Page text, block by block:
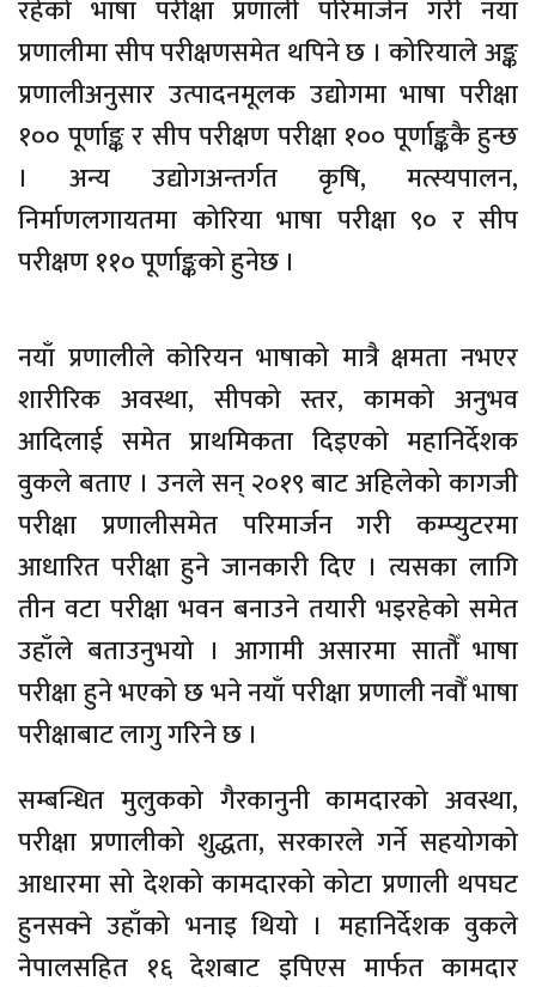
रहेको भाषा परीक्षा प्रणाली परिमार्जन गरी नयाँ
प्रणालीमा सीप परीक्षणसमेत थपिने छ । कोरियाले अङ्क
प्रणालीअनुसार उत्पादनमूलक उद्योगमा भाषा परीक्षा
१०० पूर्णाङ्क र सीप परीक्षण परीक्षा १०० पूर्णाङ्ककै हुन्छ
। अन्य उद्योगअन्तर्गत कृषि, मत्स्यपालन,
निर्माणलगायतमा कोरिया भाषा परीक्षा ९० र सीप
परीक्षण ११० पूर्णाङ्कको हुनेछ ।
नयाँ प्रणालीले कोरियन भाषाको मात्रै क्षमता नभएर
शारीरिक अवस्था, सीपको स्तर, कामको अनुभव
आदिलाई समेत प्राथमिकता दिइएको महानिर्देशक
वुकले बताए । उनले सन् २०१९ बाट अहिलेको कागजी
परीक्षा प्रणालीसमेत परिमार्जन गरी कम्प्युटरमा
आधारित परीक्षा हुने जानकारी दिए । त्यसका लागि
तीन वटा परीक्षा भवन बनाउने तयारी भइरहेको समेत
उहाँले बताउनुभयो । आगामी असारमा सातौँ भाषा
परीक्षा हुने भएको छ भने नयाँ परीक्षा प्रणाली नवौँ भाषा
परीक्षाबाट लागु गरिने छ ।
सम्बन्धित मुलुकको गैरकानुनी कामदारको अवस्था,
परीक्षा प्रणालीको शुद्धता, सरकारले गर्ने सहयोगको
आधारमा सो देशको कामदारको कोटा प्रणाली थपघट
हुनसक्ने उहाँको भनाइ थियो । महानिर्देशक वुकले
नेपालसहित १६ देशबाट इपिएस मार्फत कामदार